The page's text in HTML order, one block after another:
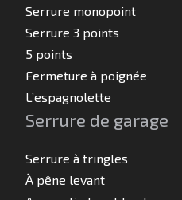
Serrure monopoint
Serrure 3 points
5 points
Fermeture à poignée
L’espagnolette
Serrure de garage
Serrure à tringles
À pêne levant